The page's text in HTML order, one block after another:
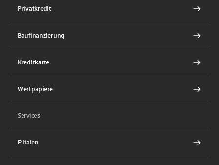
Privatkredit
Baufinanzierung
Kreditkarte
Wertpapiere
Services
Filialen